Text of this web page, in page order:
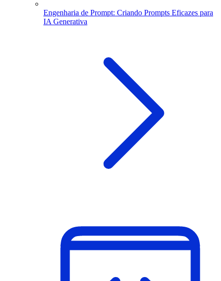
Engenharia de Prompt: Criando Prompts Eficazes para
IA Generativa